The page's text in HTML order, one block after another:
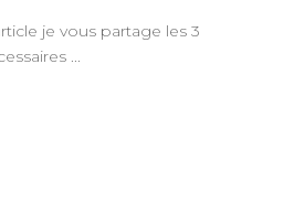
je vous partage les 3